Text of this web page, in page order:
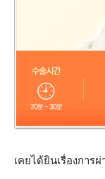
เคยได้ยินเรื่องการ